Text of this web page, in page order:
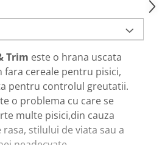
Trim este o hrana uscata
cereale pentru pisici,
pentru controlul greutatii.
o problema cu care se
multe pisici,din cauza
stilului de viata sau a